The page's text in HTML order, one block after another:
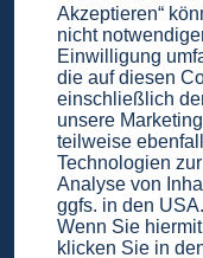
Wir helfen!
Mein/e
Akzeptieren“
nicht
Einwilligung
die auf diesen
einschließlich
unsere
teilweise
Technologien
Analyse von
ggfs. in den
Wenn Sie
klicken Sie in